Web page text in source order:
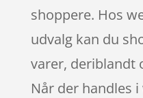
shoppere. Hos
udvalg kan du
varer, deriblandt
Når der handles